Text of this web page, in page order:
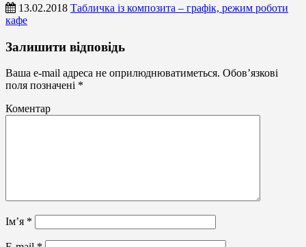
13.02.2018 Табличка із композита – графік, режим роботи
кафе
Таблички
Залишити відповідь
Ваша e-mail адреса не оприлюднюватиметься. Обов’язкові
поля позначені *
Коментар
Ім’я *